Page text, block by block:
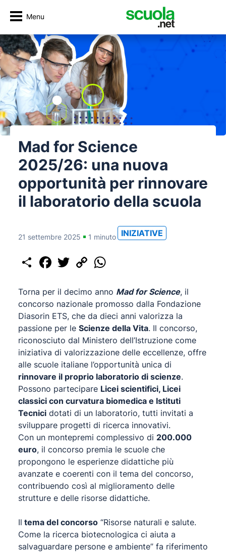
Menu
Mad for Science
2025/26: una nuova
opportunità per rinnovare
il laboratorio della scuola
21 settembre 2025 1 minuto INIZIATIVE
Share Facebook
Twitter Copy
Link
Torna per il decimo anno Mad for Science, il
concorso nazionale promosso dalla Fondazione
Diasorin ETS, che da dieci anni valorizza la
passione per le Scienze della Vita. Il concorso,
riconosciuto dal Ministero dell’Istruzione come
iniziativa di valorizzazione delle eccellenze, offre
alle scuole italiane l’opportunità unica di
rinnovare il proprio laboratorio di scienze.
Possono partecipare Licei scientifici, Licei
classici con curvatura biomedica e Istituti
Tecnici dotati di un laboratorio, tutti invitati a
sviluppare progetti di ricerca innovativi.
Con un montepremi complessivo di 200.000
euro, il concorso premia le scuole che
propongono le esperienze didattiche più
avanzate e coerenti con il tema del concorso,
contribuendo così al miglioramento delle
strutture e delle risorse didattiche.
Il tema del concorso “Risorse naturali e salute.
Come la ricerca biotecnologica ci aiuta a
salvaguardare persone e ambiente” fa riferimento